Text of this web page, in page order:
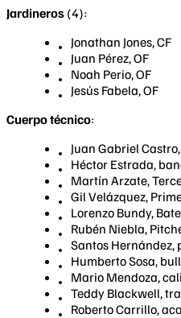
Jardineros (4):
Jonathan Jones, CF
Juan Pérez, OF
Noah Perio, OF
Jesús Fabela, OF
Cuerpo técnico:
Juan Gabriel
Héctor Estrada,
Martín Arzate,
Gil Velázquez,
Lorenzo Bundy,
Rubén Niebla,
Santos Hernández,
Humberto Sosa,
Mario Mendoza,
Teddy Blackwell,
Roberto Carrillo,